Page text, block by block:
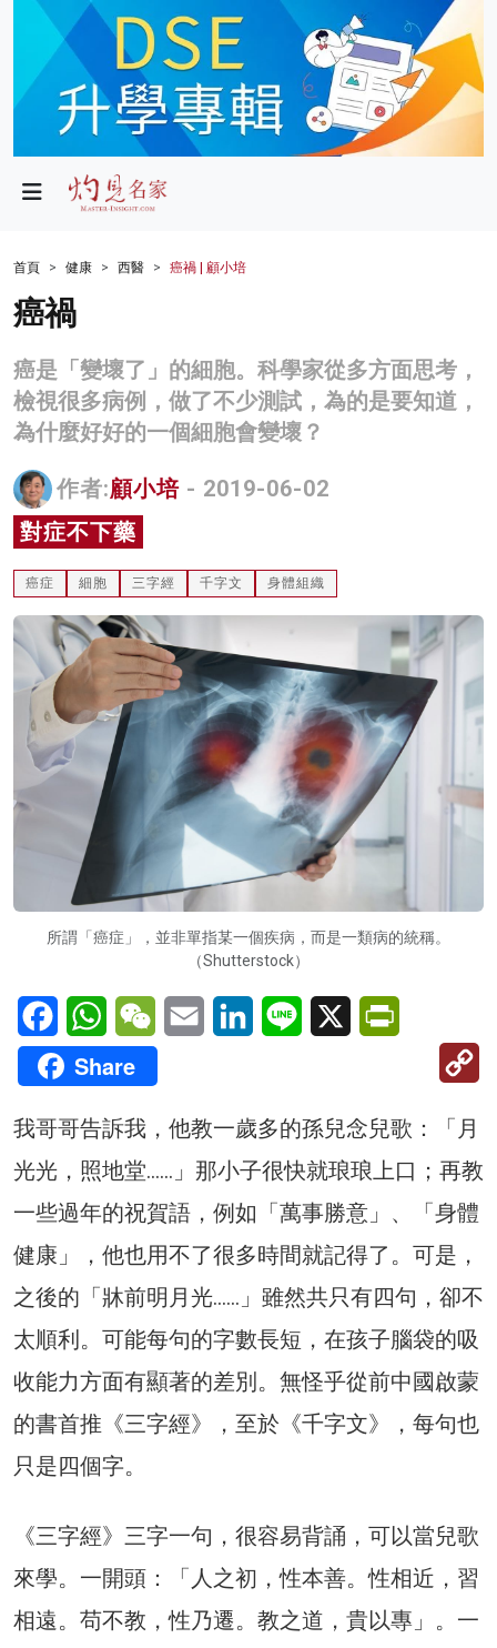
政局
財經
生活
商業
科技
影片
名家榜
灼見活動
關於我們
首頁 健康 西醫 癌禍 | 顧小培
癌禍
癌是「變壞了」的細胞。科學家從多方面思考，
檢視很多病例，做了不少測試，為的是要知道，
為什麼好好的一個細胞會變壞？
作者:顧小培 - 2019-06-02
對症不下藥
癌症 細胞 三字經 千字文 身體組織
所謂「癌症」，並非單指某一個疾病，而是一類病的統稱。
（Shutterstock）
FacebookWhatsAppWeChatEmail LinkedInLine X
Share
我哥哥告訴我，他教一歲多的孫兒念兒歌：「月
光光，照地堂……」那小子很快就琅琅上口；再教
一些過年的祝賀語，例如「萬事勝意」、「身體
健康」，他也用不了很多時間就記得了。可是，
之後的「牀前明月光……」雖然共只有四句，卻不
太順利。可能每句的字數長短，在孩子腦袋的吸
收能力方面有顯著的差別。無怪乎從前中國啟蒙
的書首推《三字經》，至於《千字文》，每句也
只是四個字。
《三字經》三字一句，很容易背誦，可以當兒歌
來學。一開頭：「人之初，性本善。性相近，習
相遠。苟不教，性乃遷。教之道，貴以專」。一